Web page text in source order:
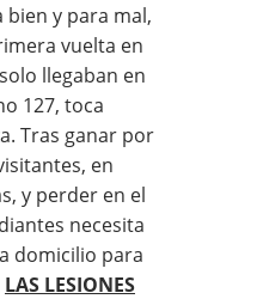
y para mal,
vuelta en
llegaban en
127, toca
Tras ganar por
en
y perder en el
necesita
domicilio para
LAS LESIONES